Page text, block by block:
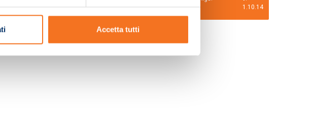
Accetta tutti
1.10.14